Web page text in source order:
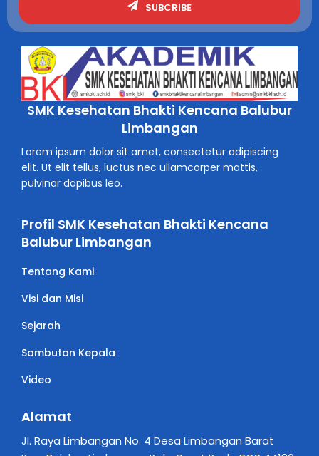
SUBCRIBE
SMK Kesehatan Bhakti Kencana Balubur
Limbangan
Lorem ipsum dolor sit amet, consectetur adipiscing
elit. Ut elit tellus, luctus nec ullamcorper mattis,
pulvinar dapibus leo.
Profil SMK Kesehatan Bhakti Kencana
Balubur Limbangan
Tentang Kami
Visi dan Misi
Sejarah
Sambutan Kepala
Video
Alamat
Jl. Raya Limbangan No. 4 Desa Limbangan Barat